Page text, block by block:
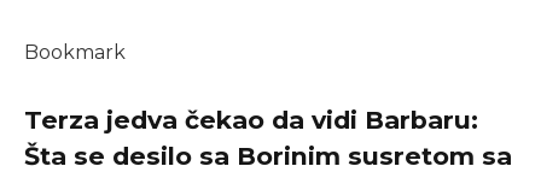
Bookmark
Terza jedva čekao da vidi Barbaru:
Šta se desilo sa Borinim susretom sa